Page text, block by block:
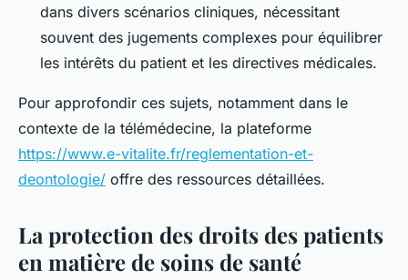
dans divers scénarios cliniques, nécessitant
souvent des jugements complexes pour équilibrer
les intérêts du patient et les directives médicales.
Pour approfondir ces sujets, notamment dans le
contexte de la télémédecine, la plateforme
https://www.e-vitalite.fr/reglementation-et-
deontologie/ offre des ressources détaillées.
La protection des droits des patients
en matière de soins de santé